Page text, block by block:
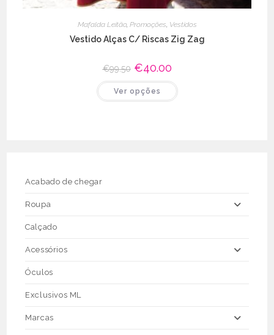
Mafalda Leitão, Promoções, Vestidos
Vestido Alças C/ Riscas Zig Zag
€99.50 O
preço
original
era:
€99.50.
€40.00O
atual
é:
€40.00.
Ver opções
product
Acabado de chegar
Roupa
Calçado
Acessórios
Óculos
Exclusivos ML
Marcas